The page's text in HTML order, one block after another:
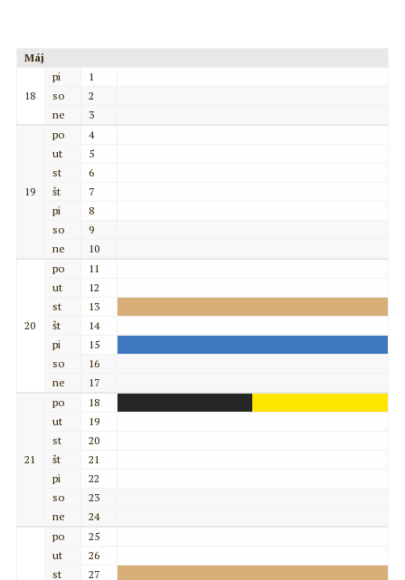
Máj
18
pi
1
so
2
ne
3
19
po
4
ut
5
st
6
št
7
pi
8
so
9
ne
10
20
po
11
ut
12
st
13
št
14
pi
15
so
16
ne
17
21
po
18
ut
19
st
20
št
21
pi
22
so
23
ne
24
po
25
ut
26
st
27